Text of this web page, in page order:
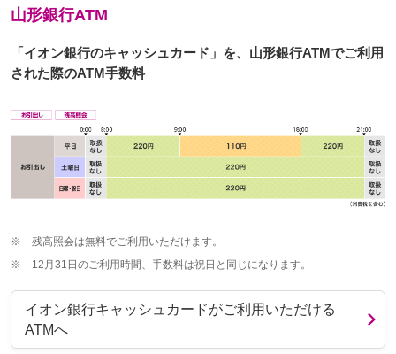
山形銀行ATM
「イオン銀行のキャッシュカード」を、山形銀行ATMでご利用
された際のATM手数料
※
残高照会は無料でご利用いただけます。
※
12月31日のご利用時間、手数料は祝日と同じになります。
イオン銀行キャッシュカードがご利用いただける
ATMへ